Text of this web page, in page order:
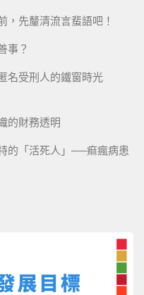
，先釐清流言蜚語吧！
事？
名受刑人的鐵窗時光
的財務透明
的「活死人」──痲瘋病患